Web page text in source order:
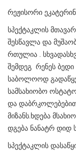
რეჟისორი
სპექტაკლის
შესწავლა და
რთულია .
შემდეგ რენეს
საბოლოოდ
სამსახიობო
და
მიზანს.ხდება
დგება ნანატრ დიდ
სპექტაკლის